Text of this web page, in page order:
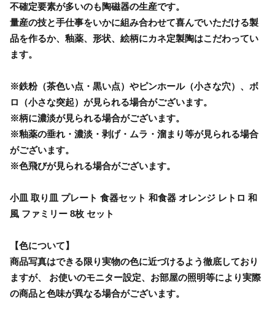
不確定要素が多いのも陶磁器の生産です。
量産の技と手仕事をいかに組み合わせて喜んでいただける製
品を作るか、釉薬、形状、絵柄にカネ定製陶はこだわってい
ます。
※鉄粉（茶色い点・黒い点）やピンホール（小さな穴）、ボ
ロ（小さな突起）が見られる場合がございます。
※柄に濃淡が見られる場合がございます。
※釉薬の垂れ・濃淡・剥げ・ムラ・溜まり等が見られる場合
がございます。
※色飛びが見られる場合がございます。
小皿 取り皿 プレート 食器セット 和食器 オレンジ レトロ 和
風 ファミリー 8枚 セット
【色について】
商品写真はできる限り実物の色に近づけるよう徹底しており
ますが、 お使いのモニター設定、お部屋の照明等により実際
の商品と色味が異なる場合がございます。